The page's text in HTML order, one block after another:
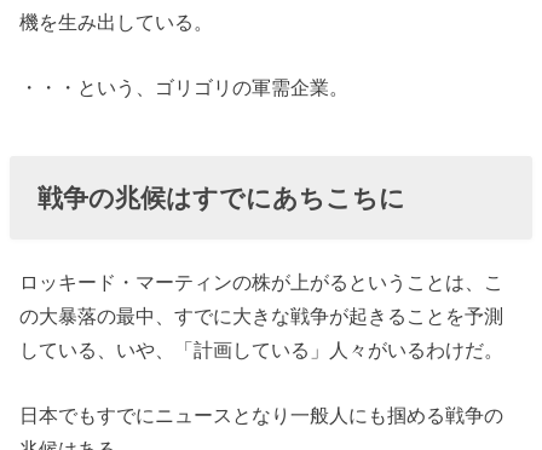
機を生み出している。
・・・という、ゴリゴリの軍需企業。
戦争の兆候はすでにあちこちに
ロッキード・マーティンの株が上がるということは、こ
の大暴落の最中、すでに大きな戦争が起きることを予測
している、いや、「計画している」人々がいるわけだ。
日本でもすでにニュースとなり一般人にも掴める戦争の